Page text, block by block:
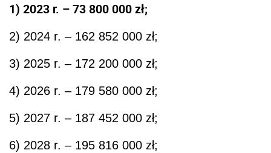
1) 2023 r. – 73 800 000 zł;
2) 2024 r. – 162 852 000 zł;
3) 2025 r. – 172 200 000 zł;
4) 2026 r. – 179 580 000 zł;
5) 2027 r. – 187 452 000 zł;
6) 2028 r. – 195 816 000 zł;